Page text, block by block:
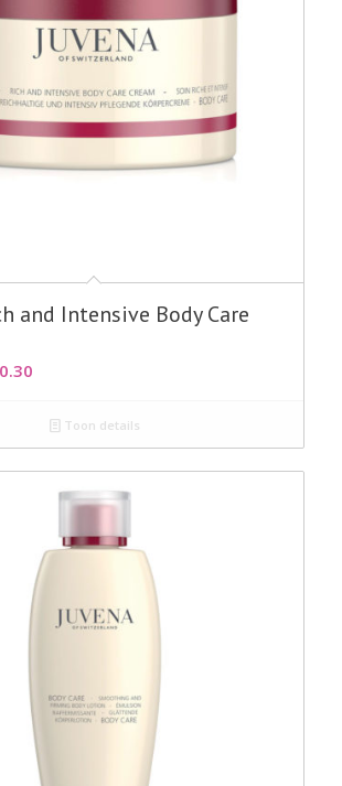
and Intensive Body Care
Huidige
€40.30.
Toon details